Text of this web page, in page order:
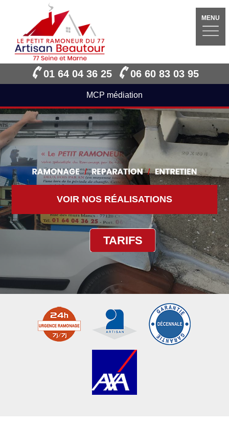
MENU
01 64 04 36 25 06 60 83 03 95
MCP médiation
VOIR NOS RÉALISATIONS
TARIFS